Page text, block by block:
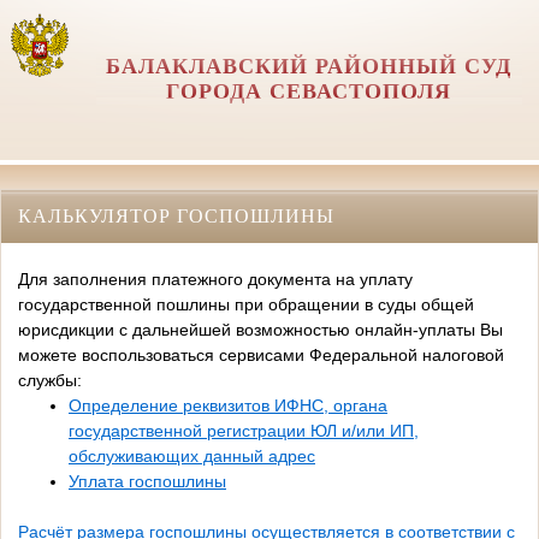
БАЛАКЛАВСКИЙ РАЙОННЫЙ СУД
ГОРОДА СЕВАСТОПОЛЯ
КАЛЬКУЛЯТОР ГОСПОШЛИНЫ
Для заполнения платежного документа на уплату
государственной пошлины при обращении в суды общей
юрисдикции с дальнейшей возможностью онлайн-уплаты Вы
можете воспользоваться сервисами Федеральной налоговой
службы:
Определение реквизитов ИФНС, органа
государственной регистрации ЮЛ и/или ИП,
обслуживающих данный адрес
Уплата госпошлины
Расчёт размера госпошлины осуществляется в соответствии с